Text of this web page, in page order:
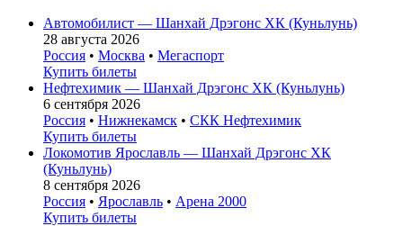
Автомобилист — Шанхай Дрэгонс ХК (Куньлунь)
28 августа 2026
Россия • Москва • Мегаспорт
Купить билеты
Нефтехимик — Шанхай Дрэгонс ХК (Куньлунь)
6 сентября 2026
Россия • Нижнекамск • СКК Нефтехимик
Купить билеты
Локомотив Ярославль — Шанхай Дрэгонс ХК
(Куньлунь)
8 сентября 2026
Россия • Ярославль • Арена 2000
Купить билеты